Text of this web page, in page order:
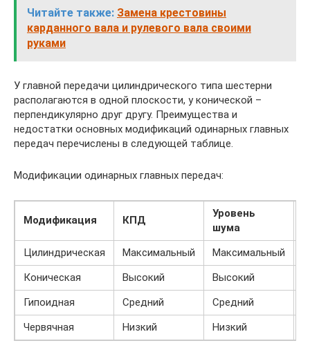
Читайте также: Замена крестовины
карданного вала и рулевого вала своими
руками
У главной передачи цилиндрического типа шестерни
располагаются в одной плоскости, у конической –
перпендикулярно друг другу. Преимущества и
недостатки основных модификаций одинарных главных
передач перечислены в следующей таблице.
Модификации одинарных главных передач:
Модификация КПД
Уровень
шума
Цилиндрическая Максимальный Максимальный
Коническая
Высокий Высокий
Гипоидная
Средний Средний
Червячная
Низкий Низкий